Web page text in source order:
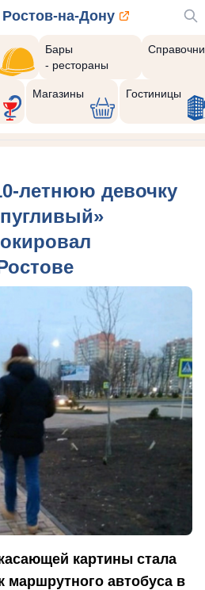
Ростов-на-Дону
Бары
- рестораны
Магазины Гостиницы
летнюю девочку
картины стала
маршрутного автобуса в